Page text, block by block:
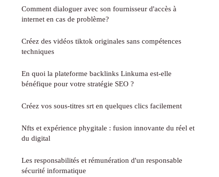
Comment dialoguer avec son fournisseur d'accès à
internet en cas de problème?
Créez des vidéos tiktok originales sans compétences
techniques
En quoi la plateforme backlinks Linkuma est-elle
bénéfique pour votre stratégie SEO ?
Créez vos sous-titres srt en quelques clics facilement
Nfts et expérience phygitale : fusion innovante du réel et
du digital
Les responsabilités et rémunération d'un responsable
sécurité informatique